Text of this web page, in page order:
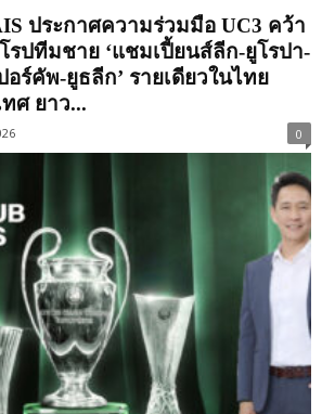
ประกาศความร่วมมือ UC3 คว้า
รปทีมชาย ‘แชมเปี้ยนส์ลีก-ยูโรปา-
อร์คัพ-ยูธลีก’ รายเดียวในไทย
ศ ยาว...
0